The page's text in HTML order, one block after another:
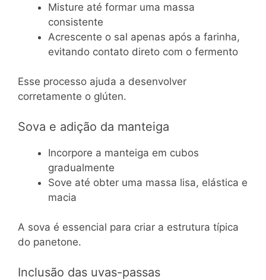
Misture até formar uma massa
consistente
Acrescente o sal apenas após a farinha,
evitando contato direto com o fermento
Esse processo ajuda a desenvolver
corretamente o glúten.
Sova e adição da manteiga
Incorpore a manteiga em cubos
gradualmente
Sove até obter uma massa lisa, elástica e
macia
A sova é essencial para criar a estrutura típica
do panetone.
Inclusão das uvas-passas